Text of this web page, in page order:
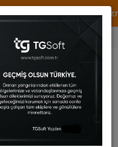
XML ve Dropshipping
0536 456 82 73
0533 414 54 29